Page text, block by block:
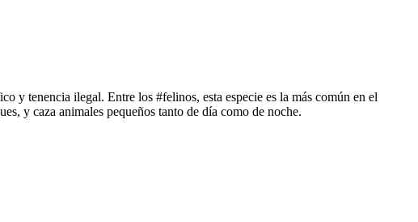
y tenencia ilegal. Entre los #felinos, esta especie es la más común en el
y caza animales pequeños tanto de día como de noche.